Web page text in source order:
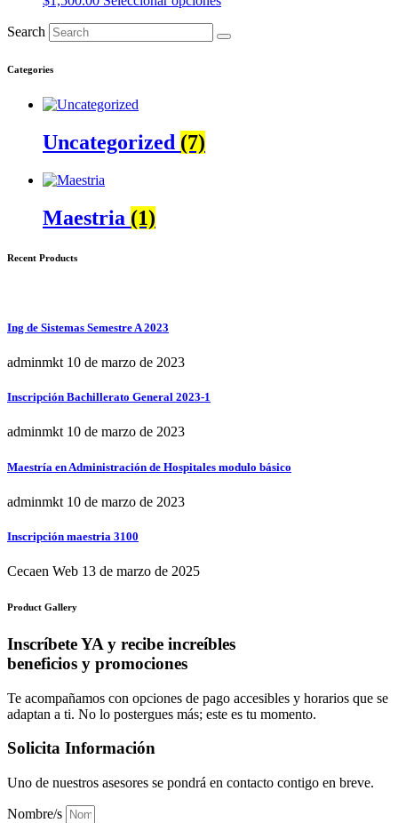
Search
Categories
Uncategorized (7)
Maestria (1)
Recent Products
Ing de Sistemas Semestre A 2023
adminmkt 10 de marzo de 2023
Inscripción Bachillerato General 2023-1
adminmkt 10 de marzo de 2023
Maestría en Administración de Hospitales modulo básico
adminmkt 10 de marzo de 2023
Inscripción maestria 3100
Cecaen Web 13 de marzo de 2025
Product Gallery
Inscríbete YA y recibe increíbles
beneficios y promociones
Te acompañamos con opciones de pago accesibles y horarios que se
adaptan a ti. No lo postergues más; este es tu momento.
Solicita Información
Uno de nuestros asesores se pondrá en contacto contigo en breve.
Nombre/s